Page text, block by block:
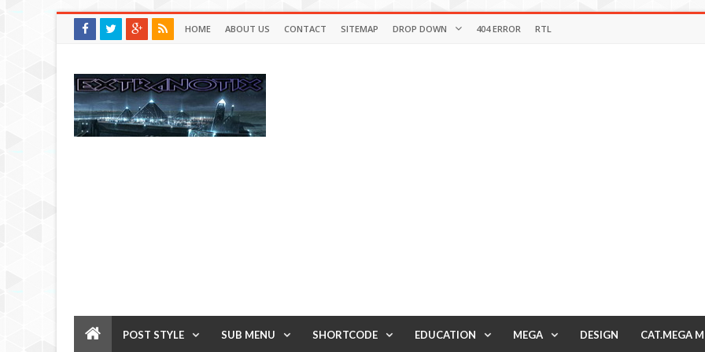
HOME ABOUT US CONTACT SITEMAP DROP DOWN 404 ERROR RTL
POST STYLE SUB MENU SHORTCODE EDUCATION MEGA DESIGN CAT.MEGA